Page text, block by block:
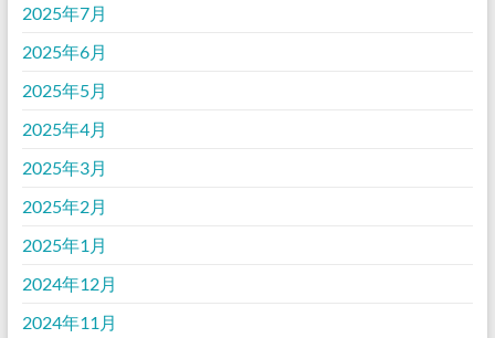
2025年7月
2025年6月
2025年5月
2025年4月
2025年3月
2025年2月
2025年1月
2024年12月
2024年11月